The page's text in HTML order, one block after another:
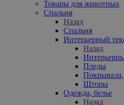
Товары для животных
Спальня
Назад
Спальня
Интерьерный
Назад
Пледы
Шторы
Одежда, белье
Назад